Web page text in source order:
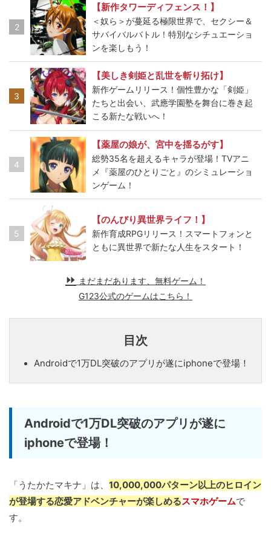
2
【新作タワーディフェンス！】
＜奴ら＞が蔓延る極限世界で、セクシー＆
サバイバルバトル！特別なシチュエーショ
ンを楽しもう！
3
【美しき剣姫と乱世を斬り拓け】
新作ゲームリリース！個性豊かな「剣姫」
たちと出会い、武應学園塾を舞台に巻き起
こる新たな戦いへ！
4
【薬屋の娘が、宮中を揺るがす】
総勢35名を超えるキャラが登場！TVアニ
メ『薬屋のひとりごと』のシミュレーショ
ンゲーム！
5
【のんびり異世界ライフ！】
新作育成RPGリリース！スマートフォンと
ともに異世界で新たな人生をスタート！
まだまだあります、無料ゲーム！
G123公式のゲームはこちら！
目次
Androidで1万DL突破のアプリが遂にiphoneで登場！
Androidで1万DL突破のアプリが遂に
iphoneで登場！
「うたかたマキナ」は、 10,000,000パターン以上のヒロイン
が登場する恋愛アドベンチャーが楽しめるスマホゲームで
す。